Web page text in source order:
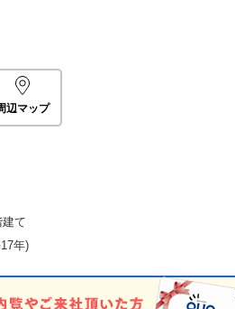
辺マップ
て
年)